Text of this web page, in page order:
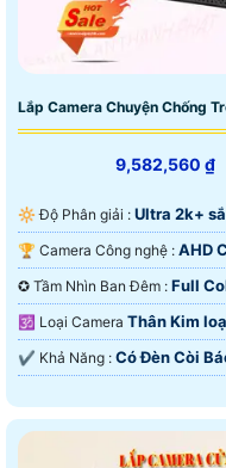
Lắp Camera Chuyện Chống
9,582,560 ₫
🔆 Độ Phân giải : Ultra 2k+
🏆 Camera Công nghệ : AHD
✪ Tầm Nhìn Ban Đêm : Full
🕉️ Loại Camera Thân Kim
️✔️ Khả Năng : Có Ðèn Còi